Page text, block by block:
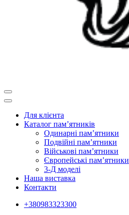
Для клієнта
Каталог пам’ятників
Одинарні пам’ятники
Подвійні пам’ятники
Військові пам’ятники
Європейські пам’ятники
3-Д моделі
Наша виставка
Контакти
+380983323300